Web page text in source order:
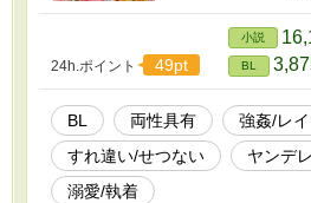
ぶ受けを拗らせたメ
覚悟してください。
ーンがあります。 ＊
話更新していきます
覧は自己責任でお願
に、オメガバースも
た。 拙いお話ですが
よろしくお願いしま
きて壊されゴミ捨て
ったトイを救ってく
彼女と共に、育児院
がら日々を過ごして
監禁し、玩具のよう
壊して捨てた4人の男
ェンがトイの前に現
び砕かれた。 怯える
24h.ポイント 49pt
小説
BL
BL 両性具有
強姦/レ
すれ違い/せつない
ヤンデレ
溺愛/執着